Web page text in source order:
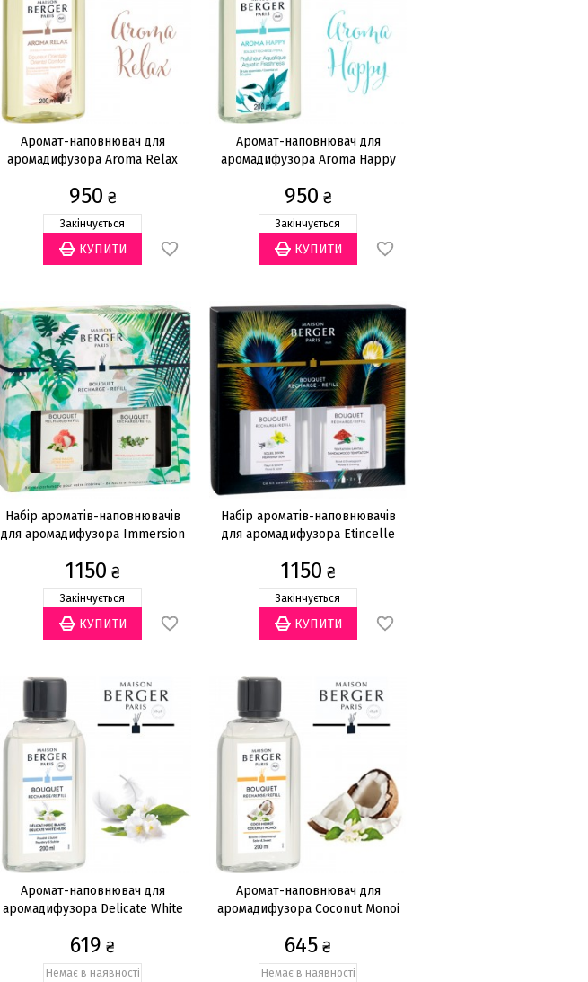
Аромат-наповнювач для
аромадифузора Aroma Relax
950 ₴
Закінчується
Аромат-наповнювач для
аромадифузора Aroma Happy
950 ₴
Закінчується
Набір ароматів-наповнювачів
для аромадифузора Immersion
Eucalyptus) 200мл (2шт.)
1150 ₴
Закінчується
Набір ароматів-наповнювачів
для аромадифузора Etincelle
Heavenly Sun) 200мл (2шт.)
1150 ₴
Закінчується
Аромат-наповнювач для
аромадифузора Delicate White
619 ₴
Немає в наявності
Аромат-наповнювач для
аромадифузора Coconut Monoi
645 ₴
Немає в наявності